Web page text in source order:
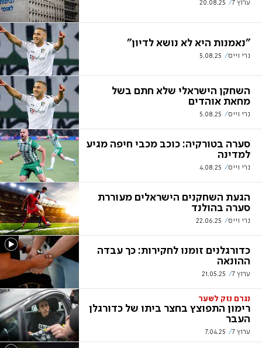
ערוץ 7 20.08.25
"נאמנות היא לא נושא לדיון"
נרי וייס 5.08.25
השחקן הישראלי שלא חתם בשל
מחאת אוהדים
נרי וייס 5.08.25
סערה בטורקיה: כוכב מכבי חיפה מגיע
למדינה
נרי וייס 4.08.25
הגעת השחקנים הישראלים מעוררת
סערה בהולנד
נרי וייס 22.06.25
כדורגלנים זומנו לחקירות: כך עבדה
ההונאה
ערוץ 7 21.05.25
נגרם נזק לשער
רימון התפוצץ בחצר ביתו של כדורגלן
העבר
ערוץ 7 7.04.25